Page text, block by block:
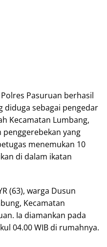
Pasuruan berhasil
diduga sebagai pengedar
Kecamatan Lumbang,
yang
menemukan 10
di dalam ikatan
(63), warga Dusun
Kecamatan
Ia diamankan pada
04.00 WIB di rumahnya.